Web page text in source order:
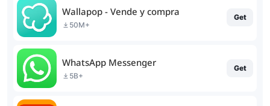
Wallapop - Vende y compra
50M+
Get
WhatsApp Messenger
5B+
Get